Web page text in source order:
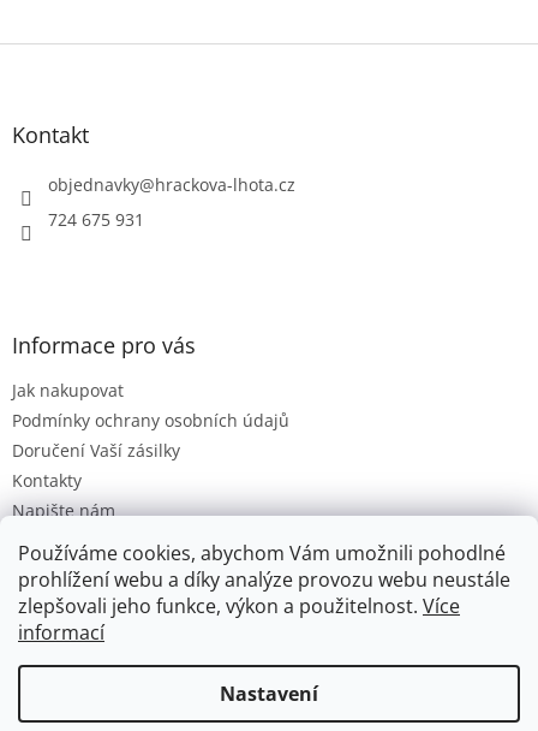
Používáme cookies, abychom Vám umožnili pohodlné
prohlížení webu a díky analýze provozu webu neustále
zlepšovali jeho funkce, výkon a použitelnost. Více
informací
Nastavení
Z
Kontakt
objednavky@hrackova-lhota.cz
724 675 931
Informace pro vás
Jak nakupovat
Podmínky ochrany osobních údajů
Doručení Vaší zásilky
Kontakty
Napište nám
Hodnocení obchodu
Moje objednávka